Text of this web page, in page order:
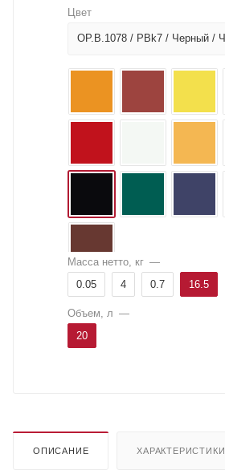
Цвет
Масса нетто, кг —
0.05
4 0.7 16.5
Объем, л —
20
ОПИСАНИЕ ХАРАКТЕРИСТИКИ